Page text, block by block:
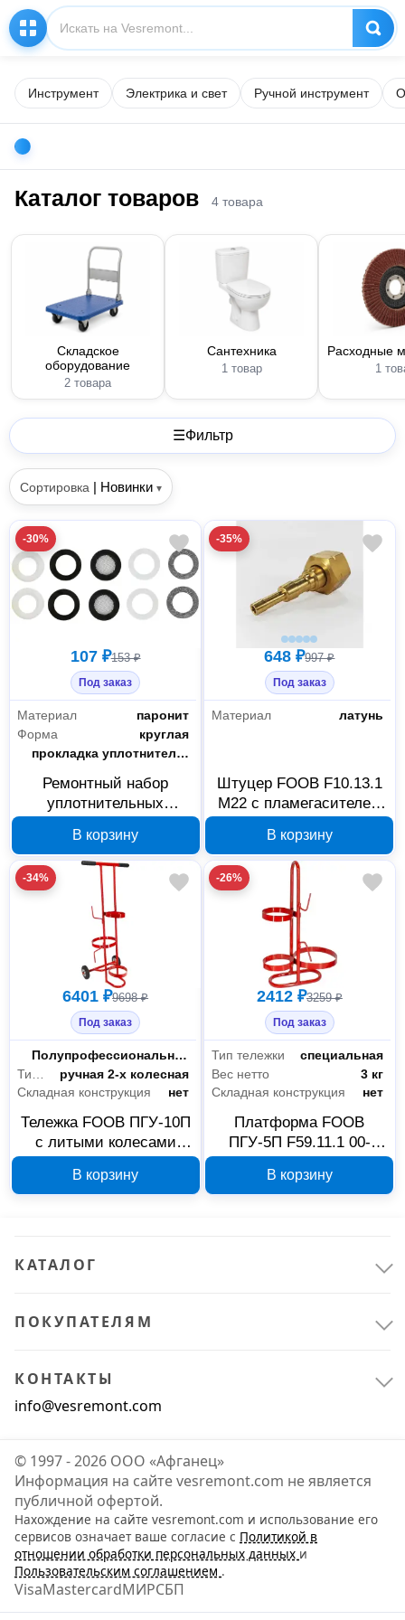
Инструмент Электрика и свет Ручной инструмент
Каталог товаров 4 товара
Складское
оборудование
2 товара
Сантехника
1 товар
Расходные
1
☰Фильтр
Складское оборудование 2
Складская техника
Сантехника 1
Сортировка | Новинки ▾
-30%
107 ₽153 ₽
Под заказ
Материал
паронит
Форма
круглая
Тип
прокладка уплотнительная
Ремонтный набор
уплотнительных
00003627
В корзину
-35%
648 ₽997 ₽
Под заказ
Материал латунь
Штуцер FOOB F10.13.1
М22 с пламегасителем
В корзину
-34%
6401 ₽9698 ₽
Под заказ
Класс товара
Полупрофессиональный
ручная 2-х колесная
Складная конструкция
нет
Тележка FOOB ПГУ-10П
с литыми колесами
В корзину
-26%
2412 ₽3259 ₽
Под заказ
Тип тележки
специальная
Вес нетто
3 кг
Складная конструкция
нет
Платформа FOOB
ПГУ-5П F59.11.1 00-
В корзину
КАТАЛОГ
ПОКУПАТЕЛЯМ
КОНТАКТЫ
info@vesremont.com
© 1997 - 2026 ООО «Афганец»
Информация на сайте vesremont.com не является
публичной офертой.
Нахождение на сайте vesremont.com и использование его
сервисов означает ваше согласие с Политикой в
отношении обработки персональных данных и
Пользовательским соглашением .
VisaMastercardМИРСБП